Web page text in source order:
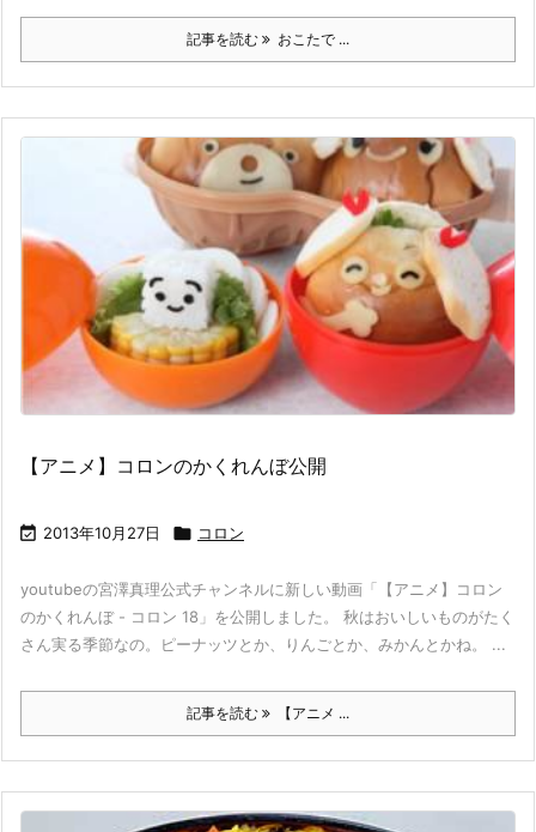
記事を読む おこたで ...
【アニメ】コロンのかくれんぼ公開
 2013年10月27日  コロン
youtubeの宮澤真理公式チャンネルに新しい動画「【アニメ】コロン
のかくれんぼ - コロン 18」を公開しました。 秋はおいしいものがたく
さん実る季節なの。ピーナッツとか、りんごとか、みかんとかね。 ...
記事を読む 【アニメ ...